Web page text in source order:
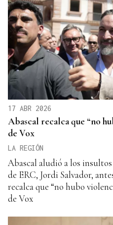
17 ABR 2026
Abascal recalca que “no
de Vox
LA REGIÓN
Abascal aludió a los
de ERC, Jordi Salvador,
recalca que “no hubo
de Vox